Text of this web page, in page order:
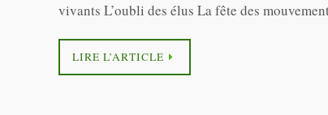
vivants L’oubli des élus La fête des
LIRE L’ARTICLE